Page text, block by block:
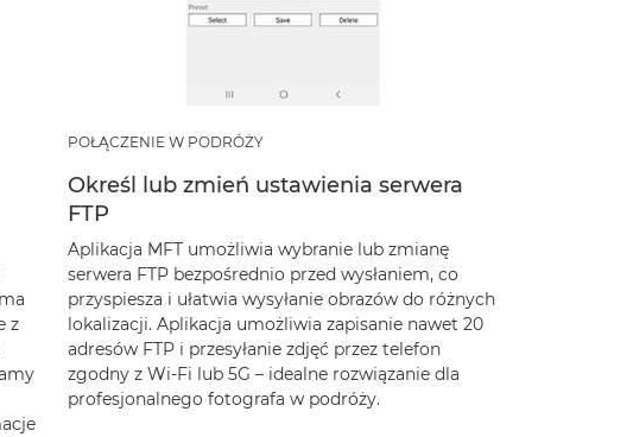
z
POŁĄCZENIE W PODRÓŻY
Określ lub zmień ustawienia serwera
FTP
Aplikacja MFT umożliwia wybranie lub zmianę
serwera FTP bezpośrednio przed wysłaniem, co
przyspiesza i ułatwia wysyłanie obrazów do różnych
lokalizacji. Aplikacja umożliwia zapisanie nawet 20
adresów FTP i przesyłanie zdjęć przez telefon
zgodny z Wi-Fi lub 5G – idealne rozwiązanie dla
profesjonalnego fotografa w podróży.